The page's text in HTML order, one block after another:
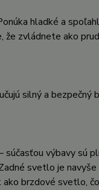
hladké a
zvládnete ako
silný a bezpečný
súčasťou výbavy sú
svetlo je navyše
brzdové svetlo,